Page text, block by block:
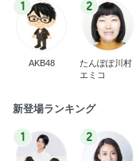
1
AKB48
2
たんぽぽ川村
エミコ
新登場ランキング
1 2